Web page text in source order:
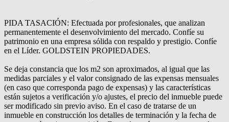
PIDA TASACIÓN: Efectuada por profesionales, que analizan
permanentemente el desenvolvimiento del mercado. Confíe su
patrimonio en una empresa sólida con respaldo y prestigio. Confíe
en el Líder. GOLDSTEIN PROPIEDADES.
Se deja constancia que los m2 son aproximados, al igual que las
medidas parciales y el valor consignado de las expensas mensuales
(en caso que corresponda pago de expensas) y las características
están sujetos a verificación y/o ajustes, el precio del inmueble puede
ser modificado sin previo aviso. En el caso de tratarse de un
inmueble en construcción los detalles de terminación y la fecha de